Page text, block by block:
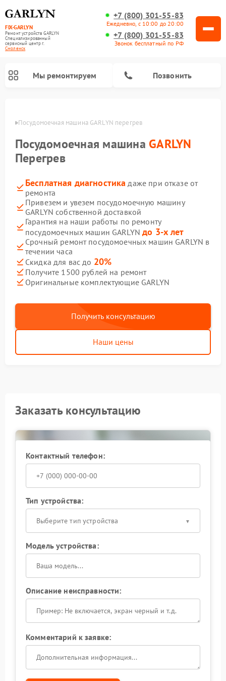
FIX-GARLYN
Ремонт устройств GARLYN
Специализированный
cервисный центр г.
Смоленск
+7 (800) 301-55-83
Ежедневно, с 10:00 до 20:00
+7 (800) 301-55-83
Звонок бесплатный по РФ
Мы ремонтируем Позвонить
Посудомоечная машина GARLYN перегрев
Посудомоечная машина GARLYN
Перегрев
Бесплатная диагностика даже при отказе от
ремонта
Привезем и увезем посудомоечную машину
GARLYN собственной доставкой
Гарантия на наши работы по ремонту
посудомоечных машин GARLYNдо 3-х лет
Срочный ремонт посудомоечных машин GARLYN в
течении часа
Скидка для вас до 20%
Получите 1500 рублей на ремонт
Оригинальные комплектующие GARLYN
Получить консультацию
Наши цены
Заказать консультацию
Контактный телефон:
Тип устройства:
Выберите тип устройства
Модель устройства:
Описание неисправности:
Комментарий к заявке: